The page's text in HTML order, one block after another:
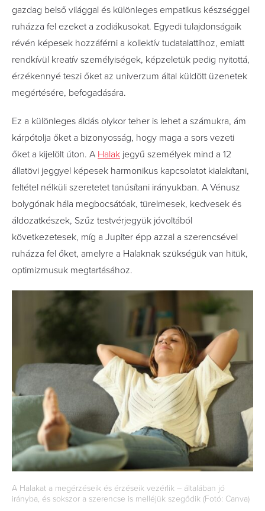
gazdag belső világgal és különleges empatikus készséggel
ruházza fel ezeket a zodiákusokat. Egyedi tulajdonságaik
révén képesek hozzáférni a kollektív tudatalattihoz, emiatt
rendkívül kreatív személyiségek, képzeletük pedig nyitottá,
érzékennyé teszi őket az univerzum által küldött üzenetek
megértésére, befogadására.
Ez a különleges áldás olykor teher is lehet a számukra, ám
kárpótolja őket a bizonyosság, hogy maga a sors vezeti
őket a kijelölt úton. A Halak jegyű személyek mind a 12
állatövi jeggyel képesek harmonikus kapcsolatot kialakítani,
feltétel nélküli szeretetet tanúsítani irányukban. A Vénusz
bolygónak hála megbocsátóak, türelmesek, kedvesek és
áldozatkészek, Szűz testvérjegyük jóvoltából
következetesek, míg a Jupiter épp azzal a szerencsével
ruházza fel őket, amelyre a Halaknak szükségük van hitük,
optimizmusuk megtartásához.
A Halakat a megérzéseik és érzéseik vezérlik – általában jó
irányba, és sokszor a szerencse is melléjük szegődik (Fotó: Canva)